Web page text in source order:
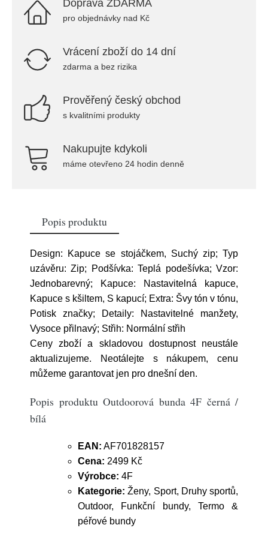
Doprava ZDARMA
pro objednávky nad Kč
Vrácení zboží do 14 dní
zdarma a bez rizika
Prověřený český obchod
s kvalitními produkty
Nakupujte kdykoli
máme otevřeno 24 hodin denně
Popis produktu
Design: Kapuce se stojáčkem, Suchý zip; Typ
uzávěru: Zip; Podšívka: Teplá podešívka; Vzor:
Jednobarevný; Kapuce: Nastavitelná kapuce,
Kapuce s kšiltem, S kapucí; Extra: Švy tón v tónu,
Potisk značky; Detaily: Nastavitelné manžety,
Vysoce přilnavý; Střih: Normální střih
Ceny zboží a skladovou dostupnost neustále
aktualizujeme. Neotálejte s nákupem, cenu
můžeme garantovat jen pro dnešní den.
Popis produktu Outdoorová bunda 4F černá /
bílá
EAN: AF701828157
Cena: 2499 Kč
Výrobce: 4F
Kategorie: Ženy, Sport, Druhy sportů,
Outdoor, Funkční bundy, Termo &
péřové bundy